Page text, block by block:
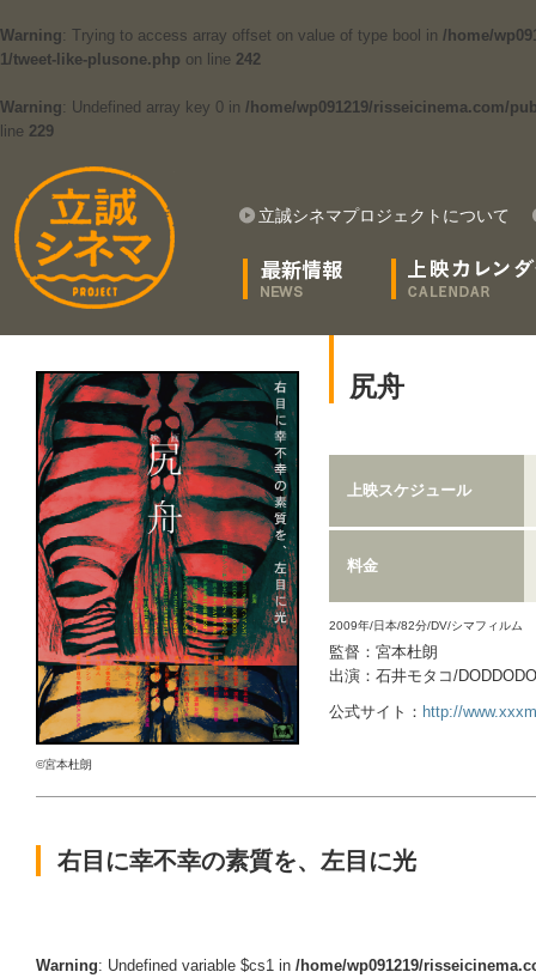
Warning: Trying to access array offset on value of type bool in /home/
1/tweet-like-plusone.php on line 242
Warning: Undefined array key 0 in /home/wp091219/risseicinema.com/
line 229
立誠シネマプロジェクトについて
©宮本杜朗
尻舟
上映スケジュール
料金
2009年/日本/82分/DV/シマフィルム
監督：宮本杜朗
出演：石井モタコ/
公式サイト： http://
右目に幸不幸の素質を、左目に光
Warning: Undefined variable $cs1 in /home/wp091219/